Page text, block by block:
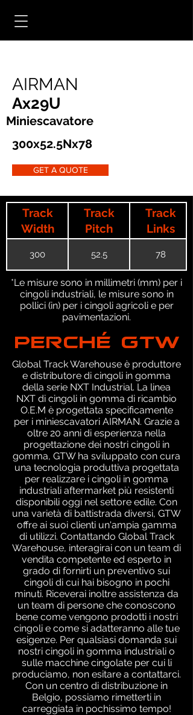
AIRMAN
Ax29U
Miniescavatore
300x52.5Nx78
GET A QUOTE
Track
Width
Track
Pitch
Track
Links
300 52.5 78
*Le misure sono in millimetri (mm) per i
cingoli industriali, le misure sono in
pollici (in) per i cingoli agricoli e per
pavimentazioni.
PERCHÉ GTW
Global Track Warehouse è produttore
e distributore di cingoli in gomma
della serie NXT Industrial. La linea
NXT di cingoli in gomma di ricambio
O.E.M è progettata specificamente
per i miniescavatori AIRMAN. Grazie a
oltre 20 anni di esperienza nella
progettazione dei nostri cingoli in
gomma, GTW ha sviluppato con cura
una tecnologia produttiva progettata
per realizzare i cingoli in gomma
industriali aftermarket più resistenti
disponibili oggi nel settore edile. Con
una varietà di battistrada diversi, GTW
offre ai suoi clienti un'ampia gamma
di utilizzi. Contattando Global Track
Warehouse, interagirai con un team di
vendita competente ed esperto in
grado di fornirti un preventivo sui
cingoli di cui hai bisogno in pochi
minuti. Riceverai inoltre assistenza da
un team di persone che conoscono
bene come vengono prodotti i nostri
cingoli e come si adatteranno alle tue
esigenze. Per qualsiasi domanda sui
nostri cingoli in gomma industriali o
sulle macchine cingolate per cui li
produciamo, non esitare a contattarci.
Con un centro di distribuzione in
Belgio, possiamo rimetterti in
carreggiata in pochissimo tempo!